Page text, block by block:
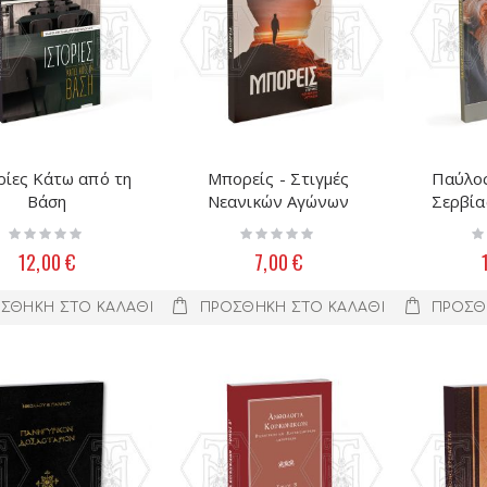
Κάτω από τη
Βάση
Rating:
12,00 €
ΣΤΟ ΚΑΛΆΘΙ
Μπορείς - Στιγμές
Νεανικών Αγώνων
Rating:
7,00 €
ΠΡΟΣΘΉΚΗ ΣΤΟ ΚΑΛΆΘΙ
των